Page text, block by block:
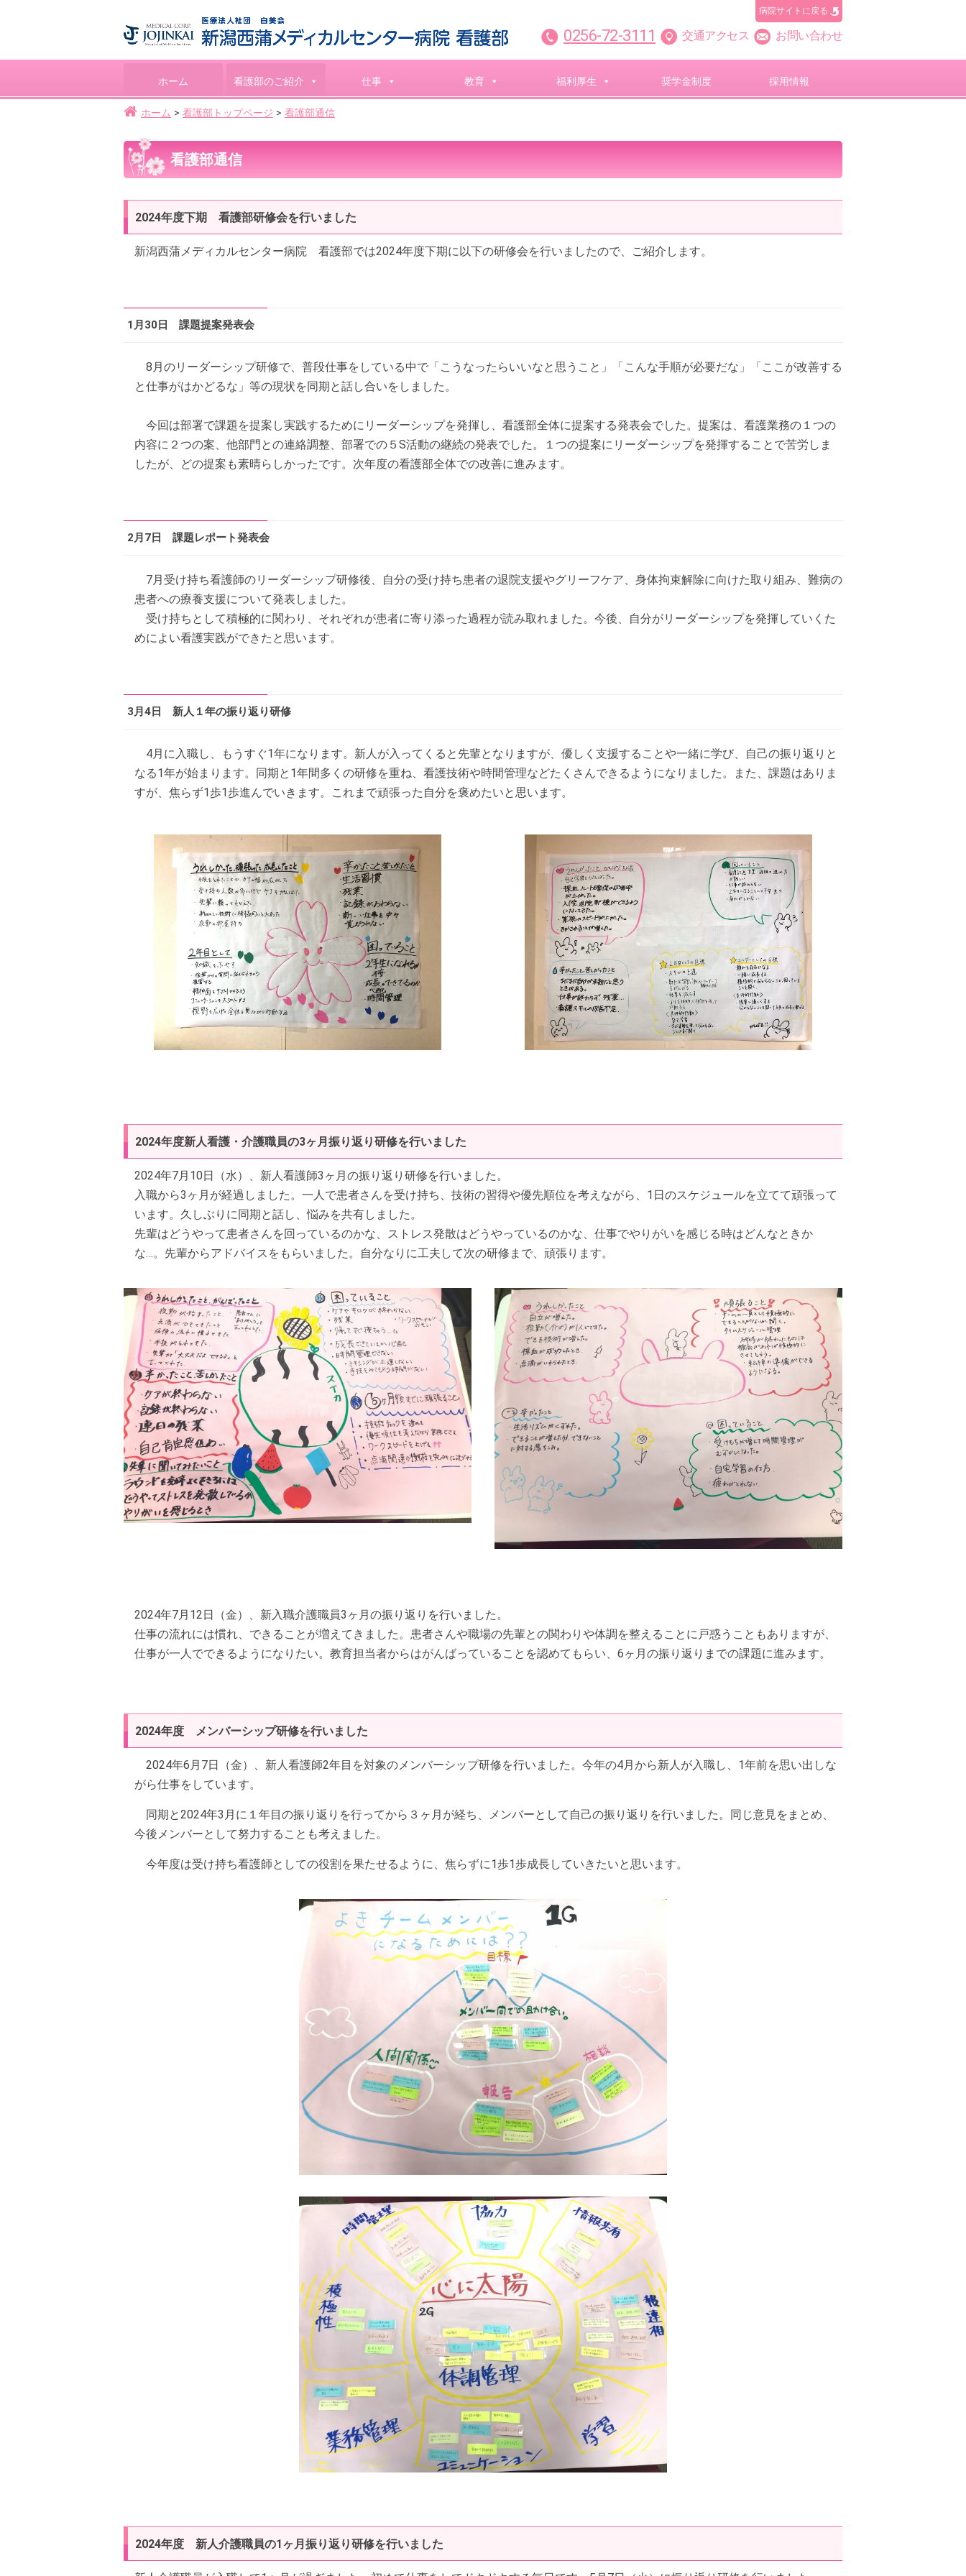
病院サイトに戻る
0256-72-3111 交通アクセス お問い合わせ
ホーム 看護部のご紹介 仕事 教育 福利厚生 奨学金制度 採用情報
ホーム 看護部トップページ 看護部通信
看護部通信
2024年度下期 看護部研修会を行いました
新潟西蒲メディカルセンター病院 看護部では2024年度下期に以下の研修会を行いましたので、ご紹介します。
1月30日 課題提案発表会
8月のリーダーシップ研修で、普段仕事をしている中で「こうなったらいいなと思うこと」「こんな手順が必要だな」「ここが改善する
と仕事がはかどるな」等の現状を同期と話し合いをしました。
今回は部署で課題を提案し実践するためにリーダーシップを発揮し、看護部全体に提案する発表会でした。提案は、看護業務の１つの
内容に２つの案、他部門との連絡調整、部署での５S活動の継続の発表でした。１つの提案にリーダーシップを発揮することで苦労しま
したが、どの提案も素晴らしかったです。次年度の看護部全体での改善に進みます。
2月7日 課題レポート発表会
7月受け持ち看護師のリーダーシップ研修後、自分の受け持ち患者の退院支援やグリーフケア、身体拘束解除に向けた取り組み、難病の
患者への療養支援について発表しました。
受け持ちとして積極的に関わり、それぞれが患者に寄り添った過程が読み取れました。今後、自分がリーダーシップを発揮していくた
めによい看護実践ができたと思います。
3月4日 新人１年の振り返り研修
4月に入職し、もうすぐ1年になります。新人が入ってくると先輩となりますが、優しく支援することや一緒に学び、自己の振り返りと
なる1年が始まります。同期と1年間多くの研修を重ね、看護技術や時間管理などたくさんできるようになりました。また、課題はありま
すが、焦らず1歩1歩進んでいきます。これまで頑張った自分を褒めたいと思います。
2024年度新人看護・介護職員の3ヶ月振り返り研修を行いました
2024年7月10日（水）、新人看護師3ヶ月の振り返り研修を行いました。
入職から3ヶ月が経過しました。一人で患者さんを受け持ち、技術の習得や優先順位を考えながら、1日のスケジュールを立てて頑張って
います。久しぶりに同期と話し、悩みを共有しました。
先輩はどうやって患者さんを回っているのかな、ストレス発散はどうやっているのかな、仕事でやりがいを感じる時はどんなときか
な…。先輩からアドバイスをもらいました。自分なりに工夫して次の研修まで、頑張ります。
2024年7月12日（金）、新入職介護職員3ヶ月の振り返りを行いました。
仕事の流れには慣れ、できることが増えてきました。患者さんや職場の先輩との関わりや体調を整えることに戸惑うこともありますが、
仕事が一人でできるようになりたい。教育担当者からはがんばっていることを認めてもらい、6ヶ月の振り返りまでの課題に進みます。
2024年度 メンバーシップ研修を行いました
2024年6月7日（金）、新人看護師2年目を対象のメンバーシップ研修を行いました。今年の4月から新人が入職し、1年前を思い出しな
がら仕事をしています。
同期と2024年3月に１年目の振り返りを行ってから３ヶ月が経ち、メンバーとして自己の振り返りを行いました。同じ意見をまとめ、
今後メンバーとして努力することも考えました。
今年度は受け持ち看護師としての役割を果たせるように、焦らずに1歩1歩成長していきたいと思います。
2024年度 新人介護職員の1ヶ月振り返り研修を行いました